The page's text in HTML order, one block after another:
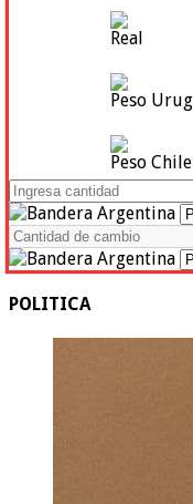
Real
Peso
Peso
POLITICA